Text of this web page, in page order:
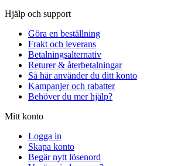
Hjälp och support
Göra en beställning
Frakt och leverans
Betalningsalternativ
Returer & återbetalningar
Så här använder du ditt konto
Kampanjer och rabatter
Behöver du mer hjälp?
Mitt konto
Logga in
Skapa konto
Begär nytt lösenord